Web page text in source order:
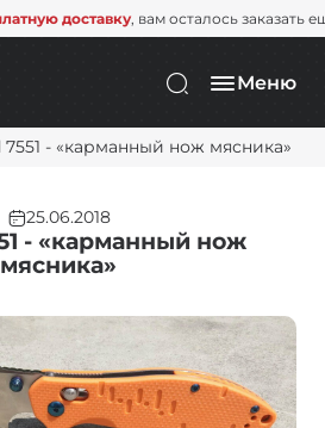
доставку, вам осталось заказать
Меню
7551 - «карманный нож мясника»
25.06.2018
- «карманный нож
мясника»